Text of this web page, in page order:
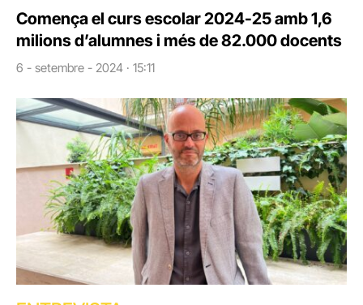
Comença el curs escolar 2024-25 amb 1,6
milions d’alumnes i més de 82.000 docents
6 - setembre - 2024 · 15:11